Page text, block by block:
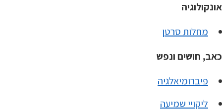
אונקולוגיה
מחלות סרטן
כאב, חושים ונפש
פיברומיאלגיה
ליקויי שמיעה